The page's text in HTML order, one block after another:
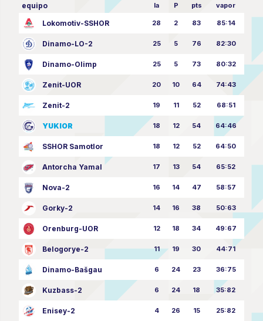
equipo la P pts vapor
Lokomotiv-SSHOR 28 2 83 85:14
Dinamo-LO-2 25 5 76 82:30
Dinamo-Olimp 25 5 73 80:32
Zenit-UOR 20 10 64 74:43
Zenit-2 19 11 52 68:51
YUKIOR 18 12 54 64:46
SSHOR Samotlor 18 12 52 64:50
Antorcha Yamal 17 13 54 65:52
Nova-2 16 14 47 58:57
Gorky-2 14 16 38 50:63
Orenburg-UOR 12 18 34 49:67
Belogorye-2 11 19 30 44:71
Dinamo-Bašgau 6 24 23 36:75
Kuzbass-2 6 24 18 35:82
Enisey-2 4 26 15 25:82